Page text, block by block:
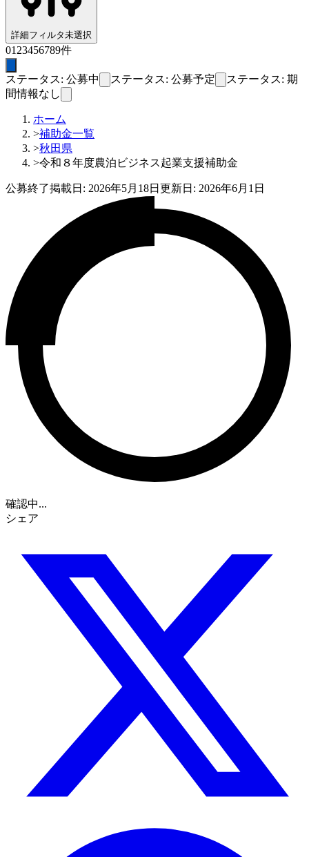
詳細フィルタ未選択
01 23456789件
ステータス: 公募中 ステータス: 公募予定
ステータス: 期
間情報なし
ホーム
>補助金一覧
>秋田県
>令和８年度農泊ビジネス起業支援補助金
公募終了掲載日: 2026年5月18日 更新日: 2026年6月1日
確認中...
シェア